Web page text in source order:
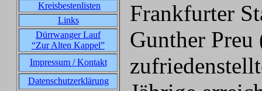
Kreisbestenlisten
Links
Dürrwanger Lauf
“Zur Alten Kappel”
Impressum / Kontakt
Datenschutzerklärung
Frankfurter
Gunther